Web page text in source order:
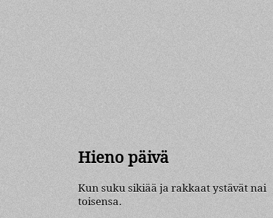
Hieno päivä
Kun suku sikiää ja rakkaat ystävät nai
toisensa.